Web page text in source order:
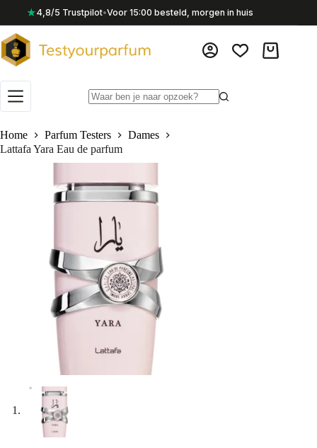
inhoud
★4,8/5 Trustpilot•Voor 15:00 besteld, morgen in huis
Home
Parfum Testers
Dames
Lattafa Yara Eau de parfum